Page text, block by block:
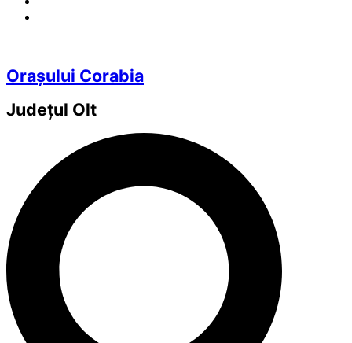
Orașului Corabia
Județul Olt